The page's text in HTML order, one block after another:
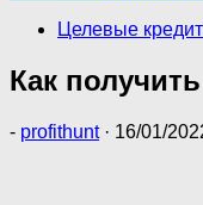
Целевые
Как
- profithunt · 16/01/